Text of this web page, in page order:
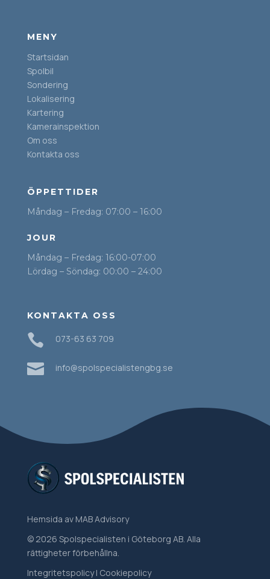
MENY
Startsidan
Spolbil
Sondering
Lokalisering
Kartering
Kamerainspektion
Om oss
Kontakta oss
ÖPPETTIDER
Måndag – Fredag: 07:00 – 16:00
JOUR
Måndag – Fredag: 16:00-07:00
Lördag – Söndag: 00:00 – 24:00
KONTAKTA OSS
 073-63 63 709
 info@spolspecialistengbg.se
Hemsida av MAB Advisory
© 2026 Spolspecialisten i Göteborg AB. Alla
rättigheter förbehållna.
Integritetspolicy| Cookiepolicy